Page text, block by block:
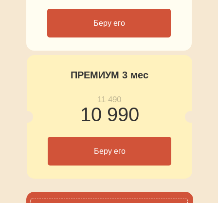
Беру его
ПРЕМИУМ 3 мес
11 490
10 990
Беру его